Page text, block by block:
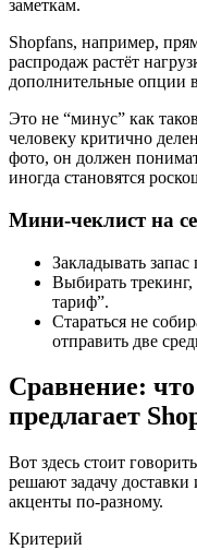
заметкам.
Shopfans, например,
распродаж растёт
дополнительные опции
Это не “минус” как
человеку критично
фото, он должен
иногда становятся
Мини-чеклист на
Закладывать
Выбирать
тариф”.
Стараться не
отправить две
Сравнение:
предлагает
Вот здесь стоит
решают задачу
акценты по-разному.
Критерий